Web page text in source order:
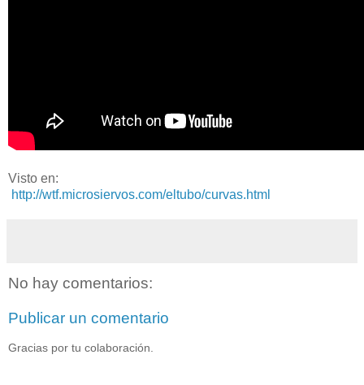
Visto en:
http://wtf.microsiervos.com/eltubo/curvas.html
No hay comentarios:
Publicar un comentario
Gracias por tu colaboración.